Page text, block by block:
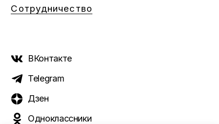
Сотрудничество
ВКонтакте
Telegram
Дзен
Одноклассники